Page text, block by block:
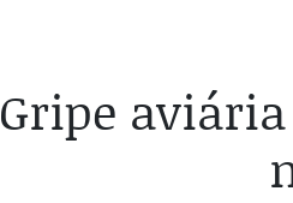
Gripe